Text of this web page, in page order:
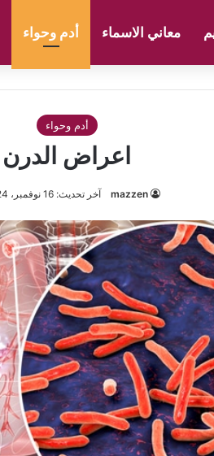
معاني الاسماء أدم وحواء
أدم وحواء
اعراض الدرن
mazzen آخر تحديث: 16 نوفمبر، 2024